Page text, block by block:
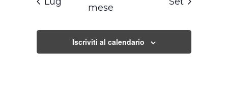
mese
Iscriviti al calendario